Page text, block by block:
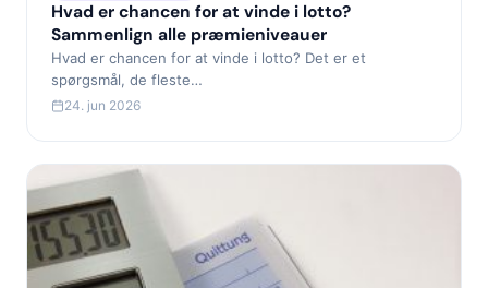
Hvad er chancen for at vinde i lotto?
Sammenlign alle præmieniveauer
Hvad er chancen for at vinde i lotto? Det er et
spørgsmål, de fleste…
24. jun 2026